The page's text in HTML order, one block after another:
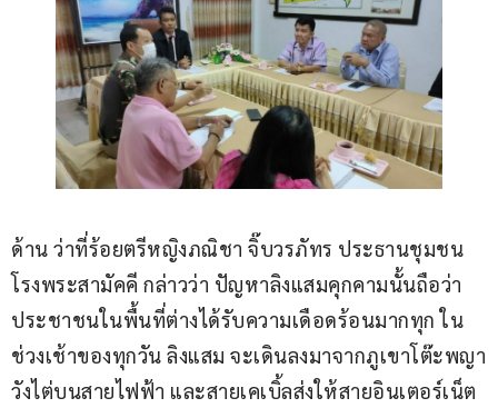
ด้าน ว่าที่ร้อยตรีหญิงภณิชา จิ๊บวรภัทร ประธานชุมชน
โรงพระสามัคคี กล่าวว่า ปัญหาลิงแสมคุกคามนั้นถือว่า
ประชาชนในพื้นที่ต่างได้รับความเดือดร้อนมากทุก ใน
ช่วงเช้าของทุกวัน ลิงแสม จะเดินลงมาจากภูเขาโต๊ะพญา
วังไต่บนสายไฟฟ้า และสายเคเบิ้ลส่งให้สายอินเตอร์เน็ต